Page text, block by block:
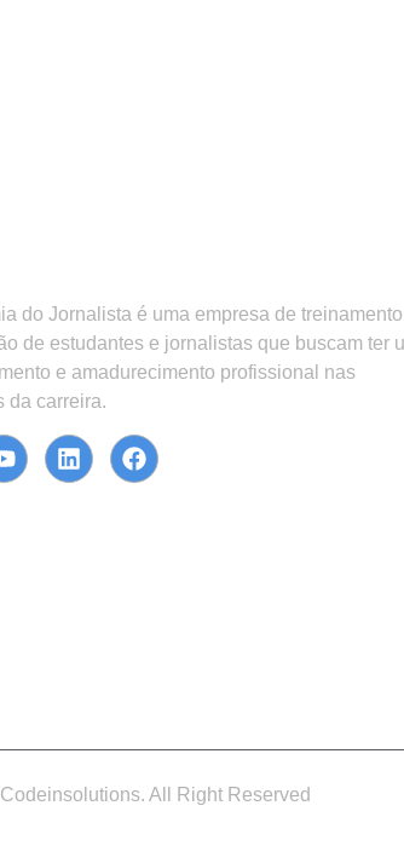
do Jornalista é uma empresa de
de estudantes e jornalistas que buscam ter
e amadurecimento profissional nas
da carreira.
All Right Reserved